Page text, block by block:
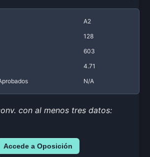
A2
128
603
4.71
N/A
con al menos tres datos:
Accede a Oposición